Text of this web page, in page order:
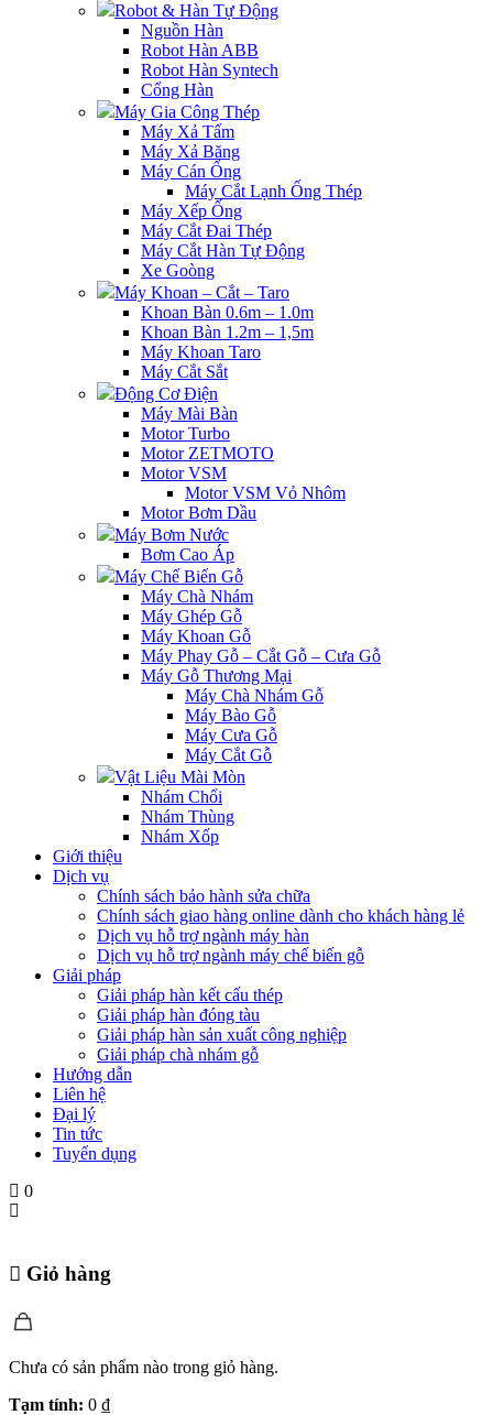
Robot & Hàn Tự Động
Nguồn Hàn
Robot Hàn ABB
Robot Hàn Syntech
Cổng Hàn
Máy Gia Công Thép
Máy Xả Tấm
Máy Xả Băng
Máy Cán Ống
Máy Cắt Lạnh Ống Thép
Máy Xếp Ống
Máy Cắt Đai Thép
Máy Cắt Hàn Tự Động
Xe Goòng
Máy Khoan – Cắt – Taro
Khoan Bàn 0.6m – 1.0m
Khoan Bàn 1.2m – 1,5m
Máy Khoan Taro
Máy Cắt Sắt
Động Cơ Điện
Máy Mài Bàn
Motor Turbo
Motor ZETMOTO
Motor VSM
Motor VSM Vỏ Nhôm
Motor Bơm Dầu
Máy Bơm Nước
Bơm Cao Áp
Máy Chế Biến Gỗ
Máy Chà Nhám
Máy Ghép Gỗ
Máy Khoan Gỗ
Máy Phay Gỗ – Cắt Gỗ – Cưa Gỗ
Máy Gỗ Thương Mại
Máy Chà Nhám Gỗ
Máy Bào Gỗ
Máy Cưa Gỗ
Máy Cắt Gỗ
Vật Liệu Mài Mòn
Nhám Chổi
Nhám Thùng
Nhám Xốp
Giới thiệu
Dịch vụ
Chính sách bảo hành sửa chữa
Chính sách giao hàng online dành cho khách hàng lẻ
Dịch vụ hỗ trợ ngành máy hàn
Dịch vụ hỗ trợ ngành máy chế biến gỗ
Giải pháp
Giải pháp hàn kết cấu thép
Giải pháp hàn đóng tàu
Giải pháp hàn sản xuất công nghiệp
Giải pháp chà nhám gỗ
Hướng dẫn
Liên hệ
Đại lý
Tin tức
Tuyển dụng
0
Giỏ hàng
Chưa có sản phẩm nào trong giỏ hàng.
Tạm tính: 0 ₫